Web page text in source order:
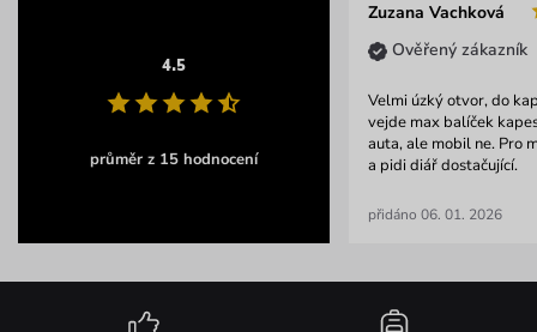
4.5
průměr z 15 hodnocení
Zuzana Vachková
Ověřený zákazník
Velmi úzký otvor, do
vejde max balíček
auta, ale mobil ne. Pro
a pidi diář dostačující.
přidáno 06. 01. 2026